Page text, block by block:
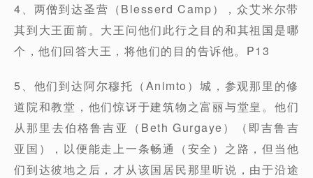
4、两僧到达圣营（Blesserd Camp），众艾米尔带
其到大王面前。大王问他们此行之目的和其祖国是哪
个，他们回答大王，将他们的目的告诉他。P13
5、他们到达阿尔穆托（Animto）城，参观那里的修
道院和教堂，他们惊讶于建筑物之富丽与堂皇。他们
从那里去伯格鲁吉亚（Beth Gurgaye）（即吉鲁吉
亚国），以便能走上一条畅通（安全）之路，但当他
们到达彼地之后，才从该国居民那里听说，由于沿途